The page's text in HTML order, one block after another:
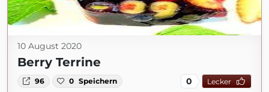
10 August 2020
Berry Terrine
96 0 Speichern 0 Lecker